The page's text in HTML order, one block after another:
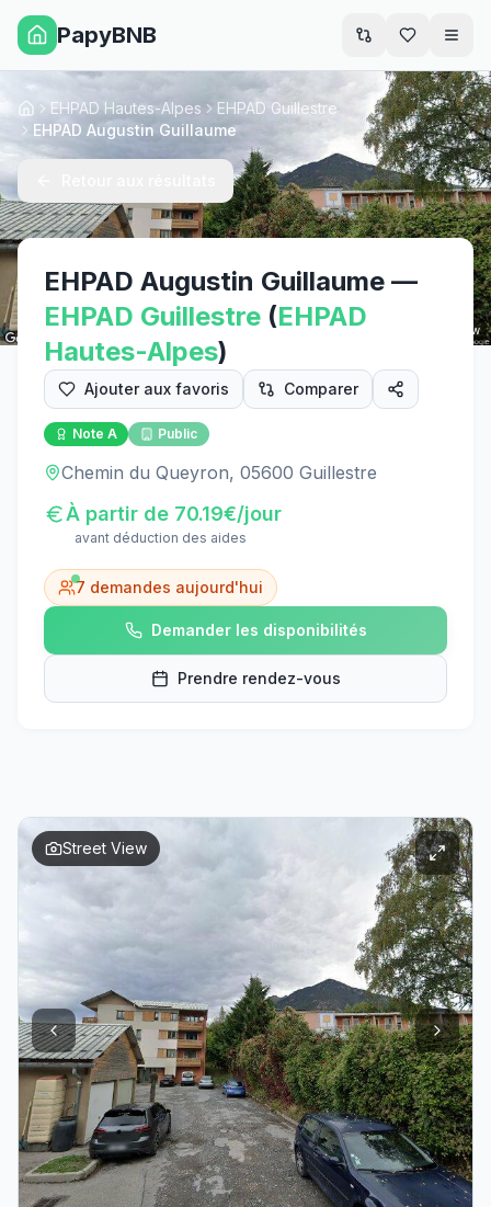
PapyBNB
Street View
AccueilEHPAD Hautes-Alpes
EHPAD Guillestre
EHPAD Augustin Guillaume
EHPAD Augustin Guillaume —
EHPAD Guillestre (EHPAD
Hautes-Alpes)
Ajouter aux favoris Comparer
Note A Public
Chemin du Queyron, 05600 Guillestre
À partir de 70.19€/jour
avant déduction des aides
7 demandes aujourd'hui
Demander les disponibilités
Prendre rendez-vous
Street View